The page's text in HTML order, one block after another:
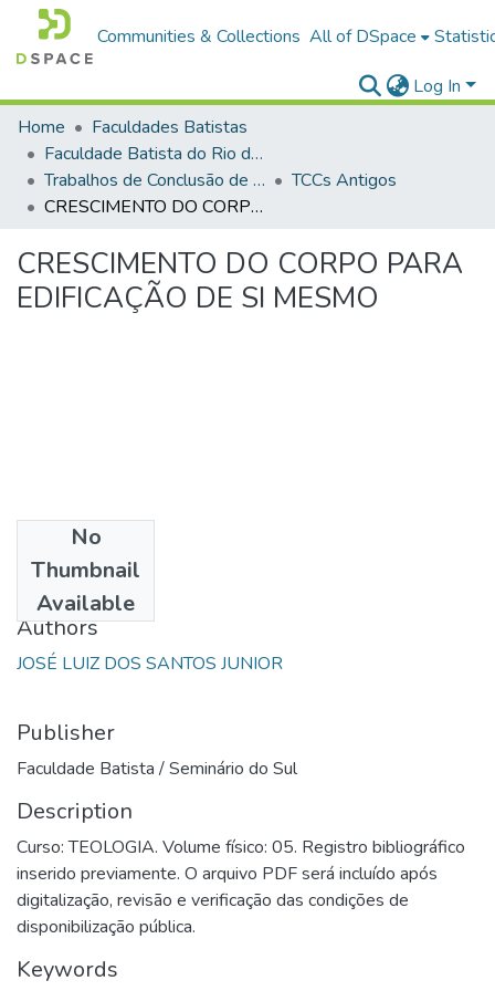
Communities & Collections All of DSpace
Log In
Home
Faculdades Batistas
Faculdade Batista do Rio de Janeiro (FABAT-RJ)
Trabalhos de Conclusão de Curso (TCC)
TCCs Antigos
CRESCIMENTO DO CORPO PARA EDIFICAÇÃO DE SI MESMO
CRESCIMENTO DO CORPO PARA
EDIFICAÇÃO DE SI MESMO
No
Thumbnail
Available
1990
Authors
JOSÉ LUIZ DOS SANTOS JUNIOR
Publisher
Faculdade Batista / Seminário do Sul
Description
Curso: TEOLOGIA. Volume físico: 05. Registro bibliográfico
inserido previamente. O arquivo PDF será incluído após
digitalização, revisão e verificação das condições de
disponibilização pública.
Keywords